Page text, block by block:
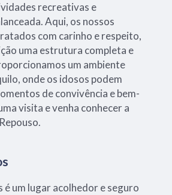
recreativas e
Aqui, os nossos
com carinho e respeito,
uma estrutura completa e
um ambiente
onde os idosos podem
de convivência e bem-
visita e venha conhecer a
é um lugar acolhedor e seguro